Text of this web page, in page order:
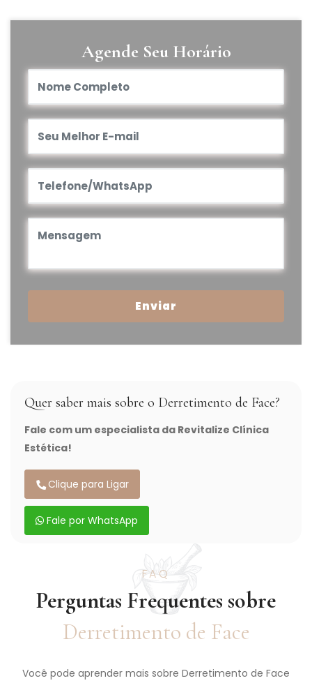
Agende Seu Horário
Enviar
Quer saber mais sobre o Derretimento de Face?
Fale com um especialista da Revitalize Clínica
Estética!
Clique para Ligar
Fale por WhatsApp
FAQ
Perguntas Frequentes sobre
Derretimento de Face
Você pode aprender mais sobre Derretimento de Face